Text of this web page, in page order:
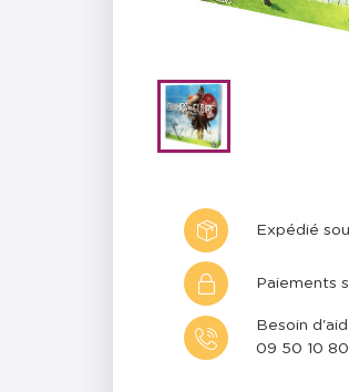
Expédié
Paiements
Besoin
09 50 10 80